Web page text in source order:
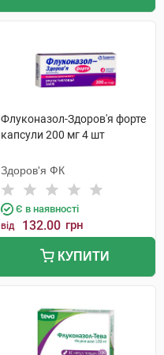
Флуконазол-Здоров'я форте
капсули 200 мг 4 шт
Здоров'я ФК
Є в наявності
від 132.00 грн
КУПИТИ